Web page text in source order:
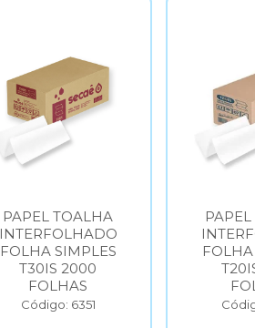
PAPEL TOALHA
INTERFOLHADO
FOLHA SIMPLES
T20IS 2000
FOLHAS
Código: 6352
PAPEL